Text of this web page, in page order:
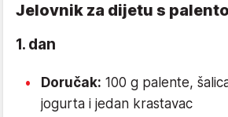
Jelovnik za dijetu s
1. dan
Doručak: 100 g palente,
jogurta i jedan krastavac